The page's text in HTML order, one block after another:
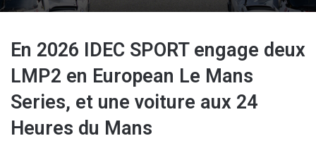
En 2026 IDEC SPORT engage deux
LMP2 en European Le Mans
Series, et une voiture aux 24
Heures du Mans